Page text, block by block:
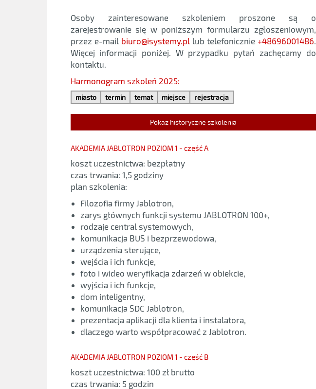
Osoby zainteresowane szkoleniem proszone są o
zarejestrowanie się w poniższym formularzu zgłoszeniowym,
przez e-mail biuro@isystemy.pl lub telefonicznie +48696001486
Więcej informacji poniżej. W przypadku pytań zachęcamy do
kontaktu.
Harmonogram szkoleń 2025:
miasto termin temat miejsce rejestracja
Pokaż historyczne szkolenia
AKADEMIA JABLOTRON POZIOM 1 - część A
koszt uczestnictwa: bezpłatny
czas trwania: 1,5 godziny
plan szkolenia:
Filozofia firmy Jablotron,
zarys głównych funkcji systemu JABLOTRON 100+,
rodzaje central systemowych,
komunikacja BUS i bezprzewodowa,
urządzenia sterujące,
wejścia i ich funkcje,
foto i wideo weryfikacja zdarzeń w obiekcie,
wyjścia i ich funkcje,
dom inteligentny,
komunikacja SDC Jablotron,
prezentacja aplikacji dla klienta i instalatora,
dlaczego warto współpracować z Jablotron.
AKADEMIA JABLOTRON POZIOM 1 - część B
koszt uczestnictwa: 100 zł brutto
czas trwania: 5 godzin